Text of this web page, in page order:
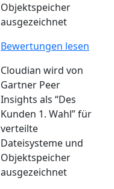
Objektspeicher
ausgezeichnet
Bewertungen lesen
Cloudian wird von
Gartner Peer
Insights als “Des
Kunden 1. Wahl” für
verteilte
Dateisysteme und
Objektspeicher
ausgezeichnet